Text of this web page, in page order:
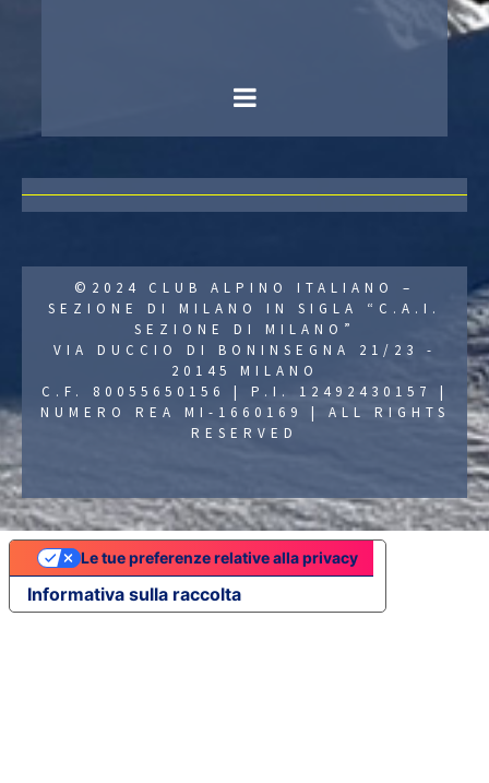
©2024 CLUB ALPINO ITALIANO –
SEZIONE DI MILANO IN SIGLA “C.A.I.
SEZIONE DI MILANO”
VIA DUCCIO DI BONINSEGNA 21/23 -
20145 MILANO
C.F. 80055650156 | P.I. 12492430157 |
NUMERO REA MI-1660169 | ALL RIGHTS
RESERVED
Informativa sulla raccolta
Le tue preferenze relative alla privacy